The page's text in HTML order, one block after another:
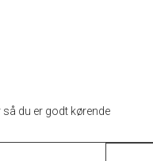
du er godt kørende